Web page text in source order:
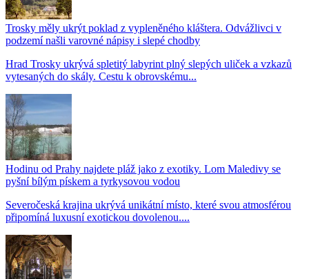
Trosky měly ukrýt poklad z vypleněného kláštera. Odvážlivci v
podzemí našli varovné nápisy i slepé chodby
Hrad Trosky ukrývá spletitý labyrint plný slepých uliček a vzkazů
vytesaných do skály. Cestu k obrovskému...
Hodinu od Prahy najdete pláž jako z exotiky. Lom Maledivy se
pyšní bílým pískem a tyrkysovou vodou
Severočeská krajina ukrývá unikátní místo, které svou atmosférou
připomíná luxusní exotickou dovolenou....